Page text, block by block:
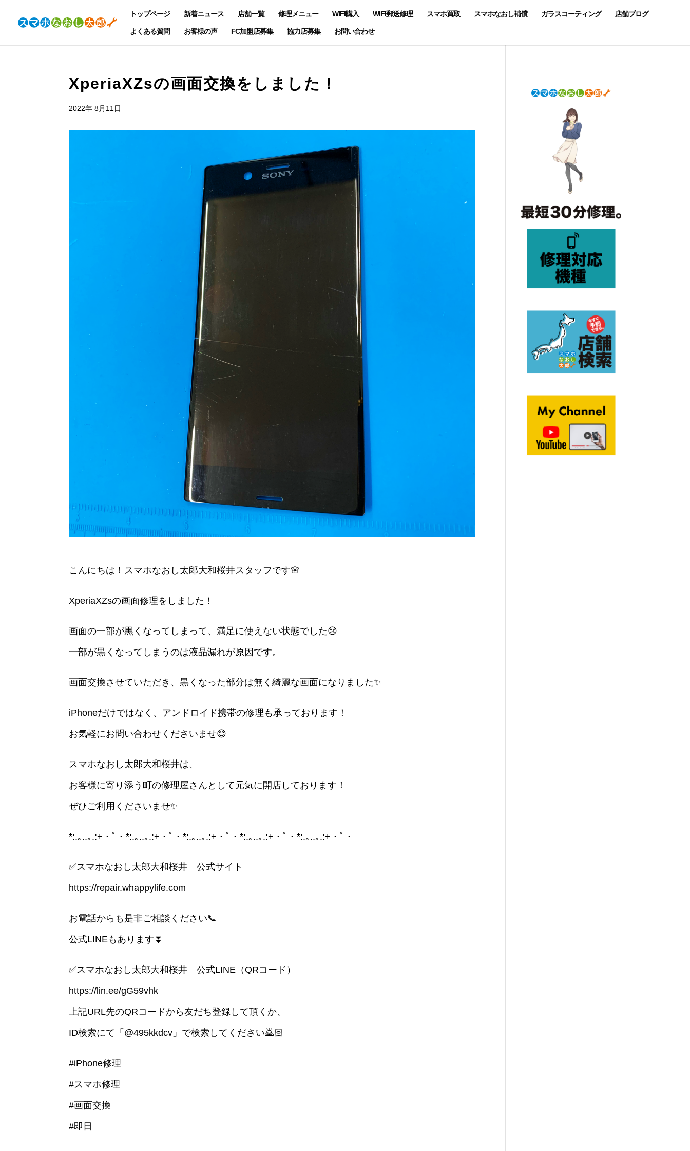
トップページ 新着ニュース 店舗一覧 修理メニュー WIFI購入 WIFI郵送修理 スマホ買取 スマホなおし補償 ガラスコーティング 店舗ブログ
よくある質問 お客様の声 FC加盟店募集 協力店募集 お問い合わせ
XperiaXZsの画面交換をしました！
2022年 8月11日
こんにちは！スマホなおし太郎大和桜井スタッフです🌸
XperiaXZsの画面修理をしました！
画面の一部が黒くなってしまって、満足に使えない状態でした😢
一部が黒くなってしまうのは液晶漏れが原因です。
画面交換させていただき、黒くなった部分は無く綺麗な画面になりました✨
iPhoneだけではなく、アンドロイド携帯の修理も承っております！
お気軽にお問い合わせくださいませ😊
スマホなおし太郎大和桜井は、
お客様に寄り添う町の修理屋さんとして元気に開店しております！
ぜひご利用くださいませ✨
*:.｡..｡.:+・ﾟ・*:.｡..｡.:+・ﾟ・*:.｡..｡.:+・ﾟ・*:.｡..｡.:+・ﾟ・*:.｡..｡.:+・ﾟ・
✅スマホなおし太郎大和桜井 公式サイト
https://repair.whappylife.com
お電話からも是非ご相談ください📞
公式LINEもあります⏬
✅スマホなおし太郎大和桜井 公式LINE（QRコード）
https://lin.ee/gG59vhk
上記URL先のQRコードから友だち登録して頂くか、
ID検索にて「@495kkdcv」で検索してください🙇🏻
#iPhone修理
#スマホ修理
#画面交換
#即日